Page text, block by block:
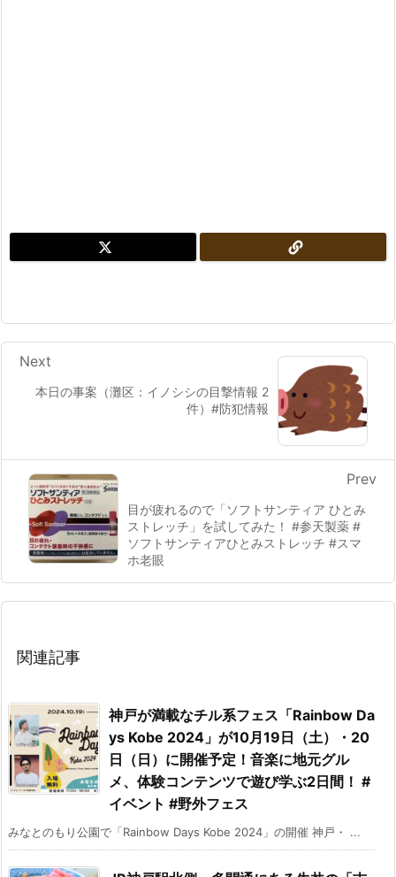
本日の事案（灘区：イノシシの目撃情報 2
件）#防犯情報
Next
目が疲れるので「ソフトサンティア ひとみ
ストレッチ」を試してみた！ #参天製薬 #
ソフトサンティアひとみストレッチ #スマ
ホ老眼
Prev
関連記事
神戸が満載なチル系フェス「Rainbow Da
ys Kobe 2024」が10月19日（土）・20
日（日）に開催予定！音楽に地元グル
メ、体験コンテンツで遊び学ぶ2日間！ #
イベント #野外フェス
みなとのもり公園で「Rainbow Days Kobe 2024」の開催 神戸・ ...